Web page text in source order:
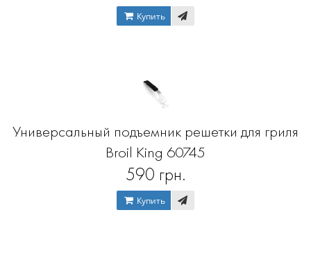
Купить
Универсальный подъемник решетки для гриля
Broil King 60745
590 грн.
Купить